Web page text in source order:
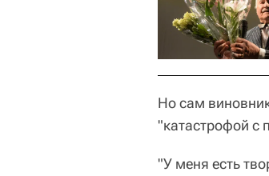
Но сам
"катастрофой с
"У меня есть